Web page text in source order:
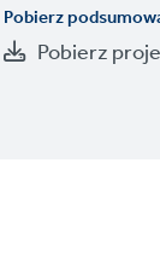
Pobierz
Pobierz